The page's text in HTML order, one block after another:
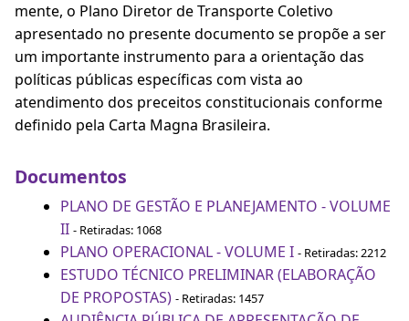
mente, o Plano Diretor de Transporte Coletivo
apresentado no presente documento se propõe a ser
um importante instrumento para a orientação das
políticas públicas específicas com vista ao
atendimento dos preceitos constitucionais conforme
definido pela Carta Magna Brasileira.
Documentos
PLANO DE GESTÃO E PLANEJAMENTO - VOLUME
II - Retiradas: 1068
PLANO OPERACIONAL - VOLUME I - Retiradas: 2212
ESTUDO TÉCNICO PRELIMINAR (ELABORAÇÃO
DE PROPOSTAS) - Retiradas: 1457